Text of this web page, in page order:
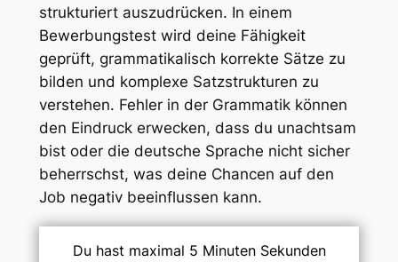
strukturiert auszudrücken. In einem
Bewerbungstest wird deine Fähigkeit
geprüft, grammatikalisch korrekte Sätze zu
bilden und komplexe Satzstrukturen zu
verstehen. Fehler in der Grammatik können
den Eindruck erwecken, dass du unachtsam
bist oder die deutsche Sprache nicht sicher
beherrschst, was deine Chancen auf den
Job negativ beeinflussen kann.
Du hast maximal 5 Minuten Sekunden